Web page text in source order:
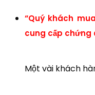
“Quý khách
cung cấp chứng
Một vài khách